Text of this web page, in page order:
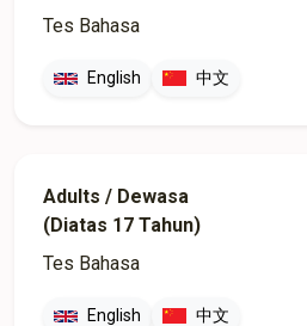
Tes Bahasa
English 中文
Adults / Dewasa
(Diatas 17 Tahun)
Tes Bahasa
English 中文